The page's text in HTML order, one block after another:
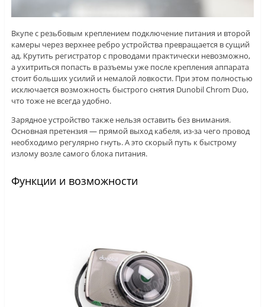
Вкупе с резьбовым креплением подключение питания и второй
камеры через верхнее ребро устройства превращается в сущий
ад. Крутить регистратор с проводами практически невозможно,
а ухитриться попасть в разъемы уже после крепления аппарата
стоит больших усилий и немалой ловкости. При этом полностью
исключается возможность быстрого снятия Dunobil Chrom Duo,
что тоже не всегда удобно.
Зарядное устройство также нельзя оставить без внимания.
Основная претензия — прямой выход кабеля, из-за чего провод
необходимо регулярно гнуть. А это скорый путь к быстрому
излому возле самого блока питания.
Функции и возможности